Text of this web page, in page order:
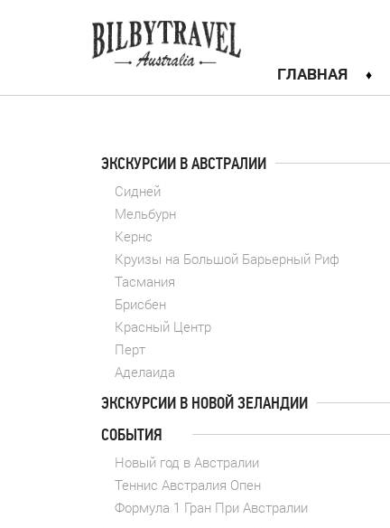
ГЛАВНАЯ
ЭКСКУРСИИ В АВСТРАЛИИ
Сидней
Мельбурн
Кернс
Круизы на Большой Барьерный Риф
Тасмания
Брисбен
Красный Центр
Перт
Аделаида
ЭКСКУРСИИ В НОВОЙ ЗЕЛАНДИИ
СОБЫТИЯ
Новый год в Австралии
Теннис Австралия Опен
Формула 1 Гран При Австралии